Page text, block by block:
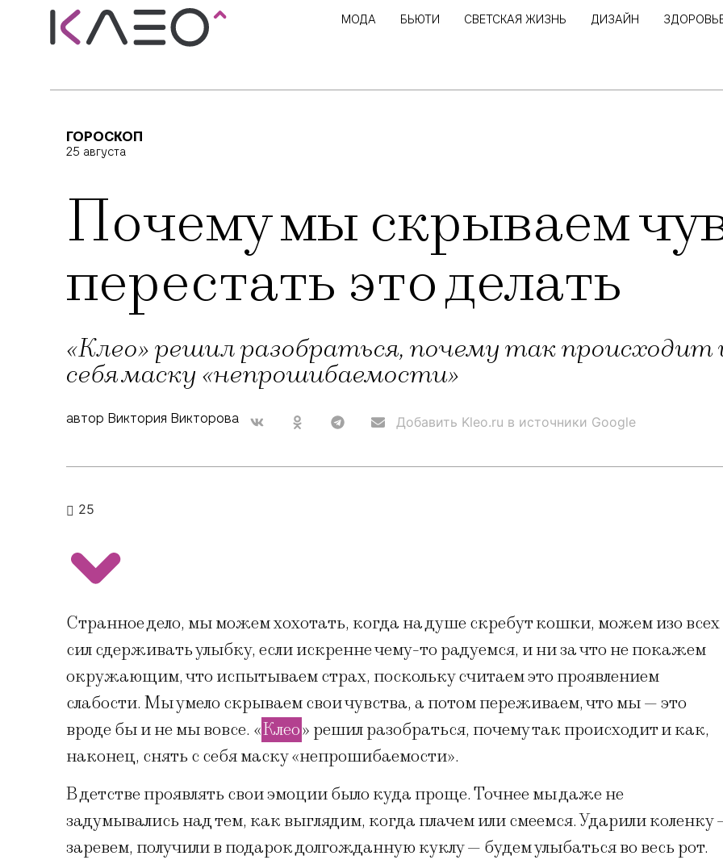
МОДА БЬЮТИ СВЕТСКАЯ ЖИЗНЬ ДИЗАЙН
ГОРОСКОП
25 августа
Почему мы скрываем
перестать это делать
«Клео» решил разобраться, почему так происходит
себя маску «непрошибаемости»
автор Виктория Викторова Добавить Kleo.ru в источники Google
25
Странное дело, мы можем хохотать, когда на душе скребут кошки, можем изо всех
сил сдерживать улыбку, если искренне чему-то радуемся, и ни за что не покажем
окружающим, что испытываем страх, поскольку считаем это проявлением
слабости. Мы умело скрываем свои чувства, а потом переживаем, что мы — это
вроде бы и не мы вовсе. «Клео» решил разобраться, почему так происходит и как,
наконец, снять с себя маску «непрошибаемости».
В детстве проявлять свои эмоции было куда проще. Точнее мы даже не
задумывались над тем, как выглядим, когда плачем или смеемся. Ударили коленку
заревем, получили в подарок долгожданную куклу — будем улыбаться во весь рот.